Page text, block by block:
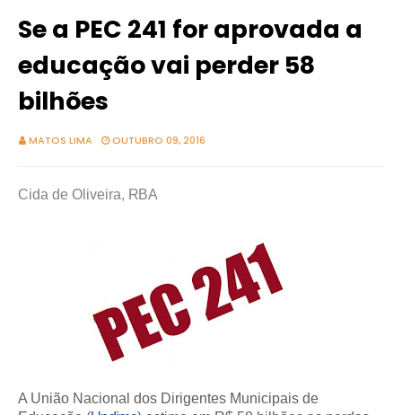
Se a PEC 241 for aprovada a
educação vai perder 58
bilhões
MATOS LIMA OUTUBRO 09, 2016
Cida de Oliveira, RBA
A União Nacional dos Dirigentes Municipais de